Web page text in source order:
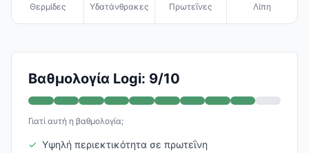
Θερμίδες Υδατάνθρακες Πρωτεΐνες Λίπη
Βαθμολογία Logi: 9/10
Γιατί αυτή η βαθμολογία;
✓ Υψηλή περιεκτικότητα σε πρωτεΐνη